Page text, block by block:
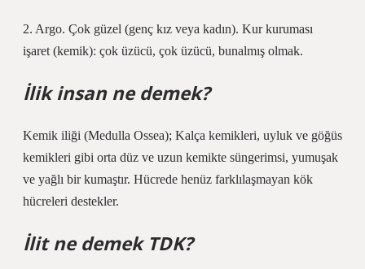
2. Argo. Çok güzel (genç kız veya kadın). Kur kuruması
işaret (kemik): çok üzücü, çok üzücü, bunalmış olmak.
İlik insan ne demek?
Kemik iliği (Medulla Ossea); Kalça kemikleri, uyluk ve göğüs
kemikleri gibi orta düz ve uzun kemikte süngerimsi, yumuşak
ve yağlı bir kumaştır. Hücrede henüz farklılaşmayan kök
hücreleri destekler.
İlit ne demek TDK?